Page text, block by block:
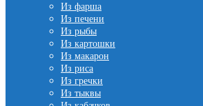
Из фарша
Из печени
Из рыбы
Из картошки
Из макарон
Из риса
Из гречки
Из тыквы